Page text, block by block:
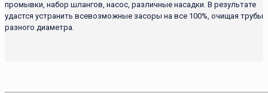
промывки, набор шлангов, насос, различные насадки. В результате
удастся устранить всевозможные засоры на все 100%, очищая трубы
разного диаметра.